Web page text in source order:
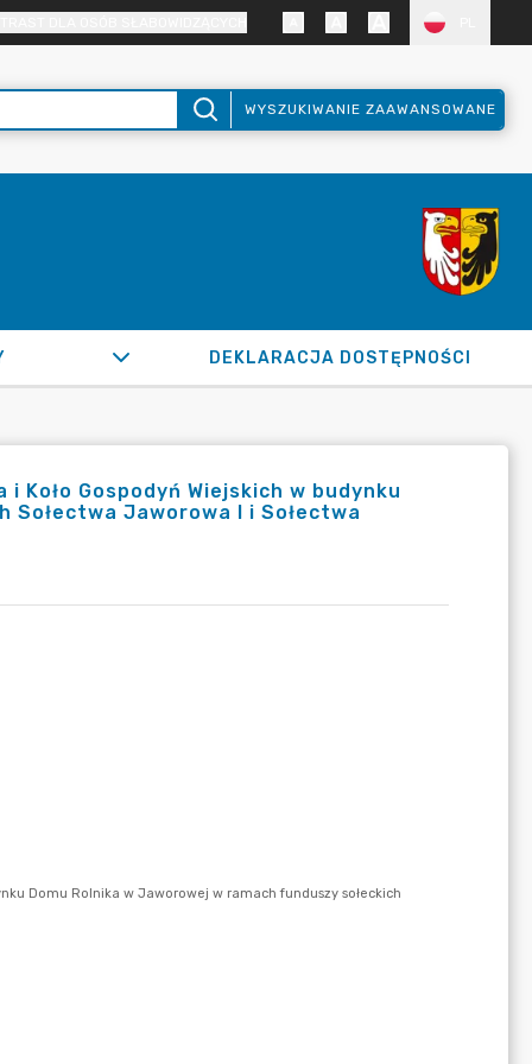
WYSZUKIWANIE ZAAWANSOWANE
DEKLARACJA DOSTĘPNOŚCI
Koło Gospodyń Wiejskich w budynku
Sołectwa Jaworowa I i Sołectwa